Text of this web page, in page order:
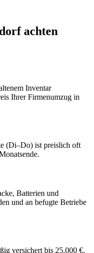
achten
Inventar
Ihrer Firmenumzug in
(Di–Do) ist preislich oft
Batterien und
und an befugte Betriebe
versichert bis 25.000 €.